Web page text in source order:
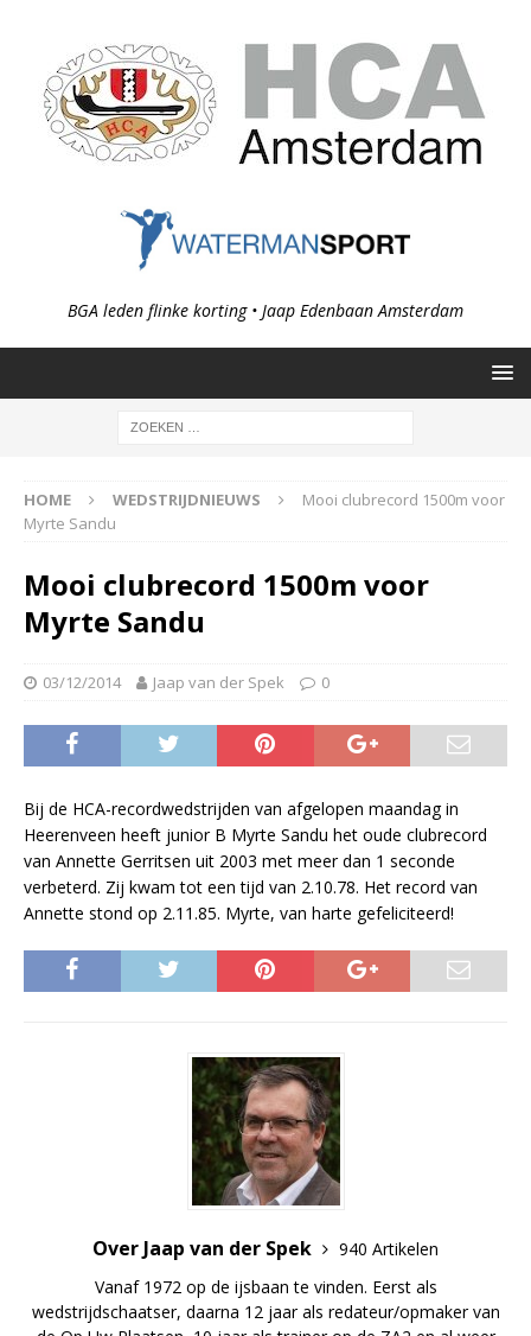
BGA leden flinke korting • Jaap Edenbaan Amsterdam
HOME WEDSTRIJDNIEUWS
Mooi clubrecord 1500m voor
Myrte Sandu
Mooi clubrecord 1500m voor
Myrte Sandu
03/12/2014 Jaap van der Spek 0
Bij de HCA-recordwedstrijden van afgelopen maandag in
Heerenveen heeft junior B Myrte Sandu het oude clubrecord
van Annette Gerritsen uit 2003 met meer dan 1 seconde
verbeterd. Zij kwam tot een tijd van 2.10.78. Het record van
Annette stond op 2.11.85. Myrte, van harte gefeliciteerd!
Over Jaap van der Spek
940 Artikelen
Vanaf 1972 op de ijsbaan te vinden. Eerst als
wedstrijdschaatser, daarna 12 jaar als redateur/opmaker van